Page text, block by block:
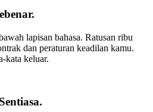
lapisan bahasa. Ratusan ribu
dan peraturan keadilan kamu.
kata keluar.